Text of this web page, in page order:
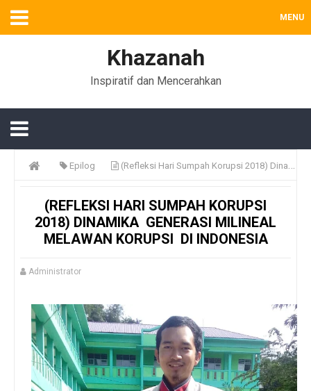
MENU
Khazanah
Inspiratif dan Mencerahkan
Epilog (Refleksi Hari Sumpah Korupsi 2018) Dinamika Generasi Milineal Melawan Korupsi di Indonesia
(REFLEKSI HARI SUMPAH KORUPSI
2018) DINAMIKA GENERASI MILINEAL
MELAWAN KORUPSI DI INDONESIA
Administrator